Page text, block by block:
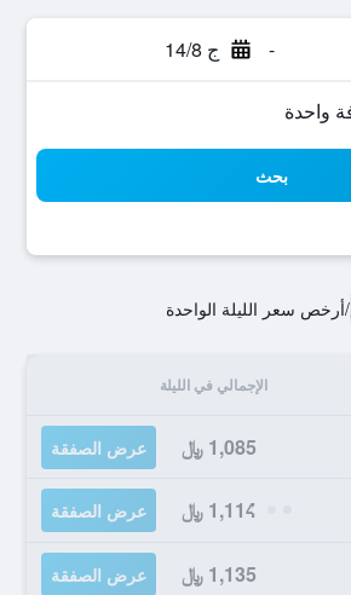
- ج 14/8
بحث
/أرخص سعر الليلة الواحدة
الإجمالي في الليلة
1,085 ﷼ عرض الصفقة
1,114 ﷼ عرض الصفقة
1,135 ﷼ عرض الصفقة